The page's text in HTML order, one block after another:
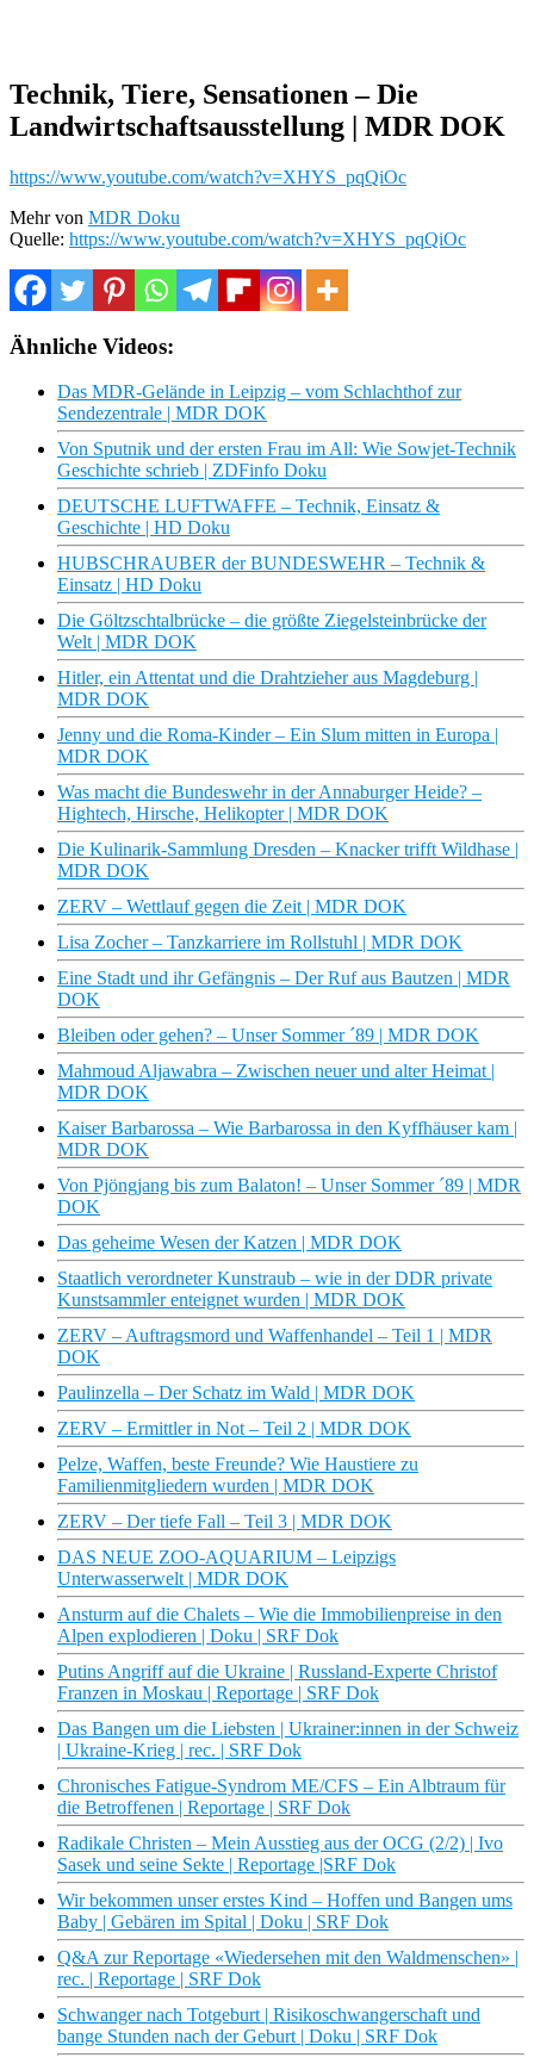
Technik, Tiere, Sensationen – Die
Landwirtschaftsausstellung | MDR DOK
https://www.youtube.com/watch?v=XHYS_pqQiOc
Mehr von MDR Doku
Quelle: https://www.youtube.com/watch?v=XHYS_pqQiOc
Ähnliche Videos:
Das MDR-Gelände in Leipzig – vom Schlachthof zur
Sendezentrale | MDR DOK
Von Sputnik und der ersten Frau im All: Wie Sowjet-Technik
Geschichte schrieb | ZDFinfo Doku
DEUTSCHE LUFTWAFFE – Technik, Einsatz &
Geschichte | HD Doku
HUBSCHRAUBER der BUNDESWEHR – Technik &
Einsatz | HD Doku
Die Göltzschtalbrücke – die größte Ziegelsteinbrücke der
Welt | MDR DOK
Hitler, ein Attentat und die Drahtzieher aus Magdeburg |
MDR DOK
Jenny und die Roma-Kinder – Ein Slum mitten in Europa |
MDR DOK
Was macht die Bundeswehr in der Annaburger Heide? –
Hightech, Hirsche, Helikopter | MDR DOK
Die Kulinarik-Sammlung Dresden – Knacker trifft Wildhase |
MDR DOK
ZERV – Wettlauf gegen die Zeit | MDR DOK
Lisa Zocher – Tanzkarriere im Rollstuhl | MDR DOK
Eine Stadt und ihr Gefängnis – Der Ruf aus Bautzen | MDR
DOK
Bleiben oder gehen? – Unser Sommer ´89 | MDR DOK
Mahmoud Aljawabra – Zwischen neuer und alter Heimat |
MDR DOK
Kaiser Barbarossa – Wie Barbarossa in den Kyffhäuser kam |
MDR DOK
Von Pjöngjang bis zum Balaton! – Unser Sommer ´89 | MDR
DOK
Das geheime Wesen der Katzen | MDR DOK
Staatlich verordneter Kunstraub – wie in der DDR private
Kunstsammler enteignet wurden | MDR DOK
ZERV – Auftragsmord und Waffenhandel – Teil 1 | MDR
DOK
Paulinzella – Der Schatz im Wald | MDR DOK
ZERV – Ermittler in Not – Teil 2 | MDR DOK
Pelze, Waffen, beste Freunde? Wie Haustiere zu
Familienmitgliedern wurden | MDR DOK
ZERV – Der tiefe Fall – Teil 3 | MDR DOK
DAS NEUE ZOO-AQUARIUM – Leipzigs
Unterwasserwelt | MDR DOK
Ansturm auf die Chalets – Wie die Immobilienpreise in den
Alpen explodieren | Doku | SRF Dok
Putins Angriff auf die Ukraine | Russland-Experte Christof
Franzen in Moskau | Reportage | SRF Dok
Das Bangen um die Liebsten | Ukrainer:innen in der Schweiz
| Ukraine-Krieg | rec. | SRF Dok
Chronisches Fatigue-Syndrom ME/CFS – Ein Albtraum für
die Betroffenen | Reportage | SRF Dok
Radikale Christen – Mein Ausstieg aus der OCG (2/2) | Ivo
Sasek und seine Sekte | Reportage |SRF Dok
Wir bekommen unser erstes Kind – Hoffen und Bangen ums
Baby | Gebären im Spital | Doku | SRF Dok
Q&A zur Reportage «Wiedersehen mit den Waldmenschen» |
rec. | Reportage | SRF Dok
Schwanger nach Totgeburt | Risikoschwangerschaft und
bange Stunden nach der Geburt | Doku | SRF Dok